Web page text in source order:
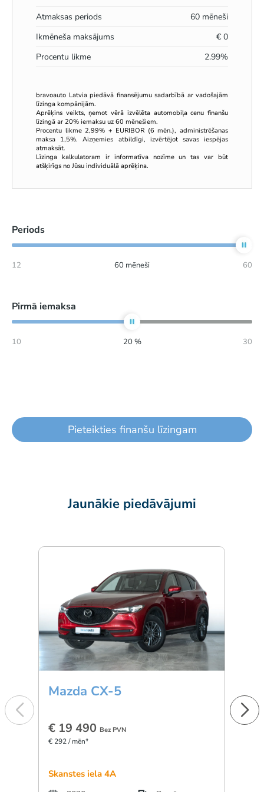
Atmaksas periods
60 mēneši
Ikmēneša maksājums
€ 0
Procentu likme
2.99%
bravoauto Latvia piedāvā finansējumu sadarbībā ar vadošajām
līzinga kompānijām.
Aprēķins veikts, ņemot vērā izvēlēta automobiļa cenu finanšu
līzingā ar 20% iemaksu uz 60 mēnešiem.
Procentu likme 2,99% + EURIBOR (6 mēn.), administrēšanas
maksa 1,5%. Aizņemies atbildīgi, izvērtējot savas iespējas
atmaksāt.
Līzinga kalkulatoram ir informatīva nozīme un tas var būt
atšķirīgs no Jūsu individuālā aprēķina.
Periods
12 60 mēneši 60
Pirmā iemaksa
10 20 % 30
Pieteikties finanšu līzingam
Jaunākie piedāvājumi
Mazda CX-5
€ 19 490 Bez PVN
€ 292 / mēn*
Skanstes iela 4A
€